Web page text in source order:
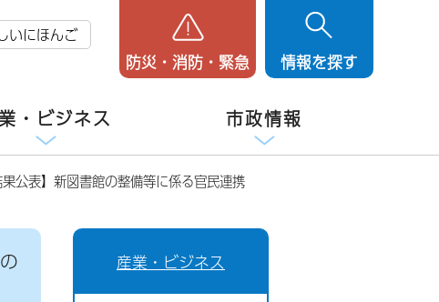
いにほんご
防災・消防・緊急 情報を探す
・ビジネス 市政情報
公表】新図書館の整備等に係る官民連携
産業・ビジネス